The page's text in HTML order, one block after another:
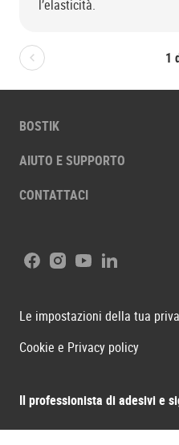
1
l’elasticità.
BOSTIK
AIUTO E SUPPORTO
CONTATTACI
Il professionista di adesivi e
Facebook
Instagram
YoutubeLinkedIn
Le impostazioni della tua
Cookie e Privacy policy